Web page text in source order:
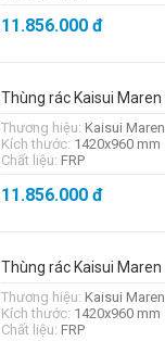
11.856.000đ
Thùng rác Kaisui Maren
Thương hiệu: Kaisui Maren
Kích thước: 1420x960 mm
Chất liệu: FRP
11.856.000đ
Thùng rác Kaisui Maren
Thương hiệu: Kaisui Maren
Kích thước: 1420x960 mm
Chất liệu: FRP